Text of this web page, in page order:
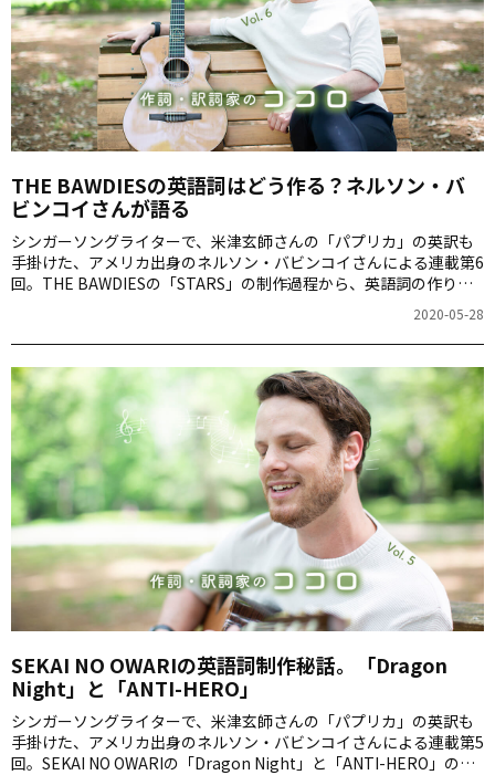
THE BAWDIESの英語詞はどう作る？ネルソン・バ
ビンコイさんが語る
シンガーソングライターで、米津玄師さんの「パプリカ」の英訳も
手掛けた、アメリカ出身のネルソン・バビンコイさんによる連載第6
回。THE BAWDIESの「STARS」の制作過程から、英語詞の作り方
2020-05-28
SEKAI NO OWARIの英語詞制作秘話。「Dragon
Night」と「ANTI-HERO」
シンガーソングライターで、米津玄師さんの「パプリカ」の英訳も
手掛けた、アメリカ出身のネルソン・バビンコイさんによる連載第5
回。SEKAI NO OWARIの「Dragon Night」と「ANTI-HERO」の英